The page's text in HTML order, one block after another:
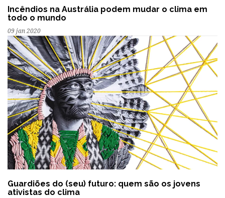
Incêndios na Austrália podem mudar o clima em
todo o mundo
09 jan 2020
Guardiões do (seu) futuro: quem são os jovens
ativistas do clima